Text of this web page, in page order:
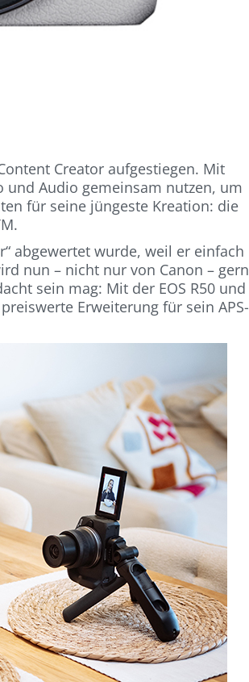
Creator aufgestiegen. Mit
und Audio gemeinsam nutzen, um
für seine jüngeste Kreation: die
abgewertet wurde, weil er einfach
nun – nicht nur von Canon – gern
sein mag: Mit der EOS R50 und
Erweiterung für sein APS-